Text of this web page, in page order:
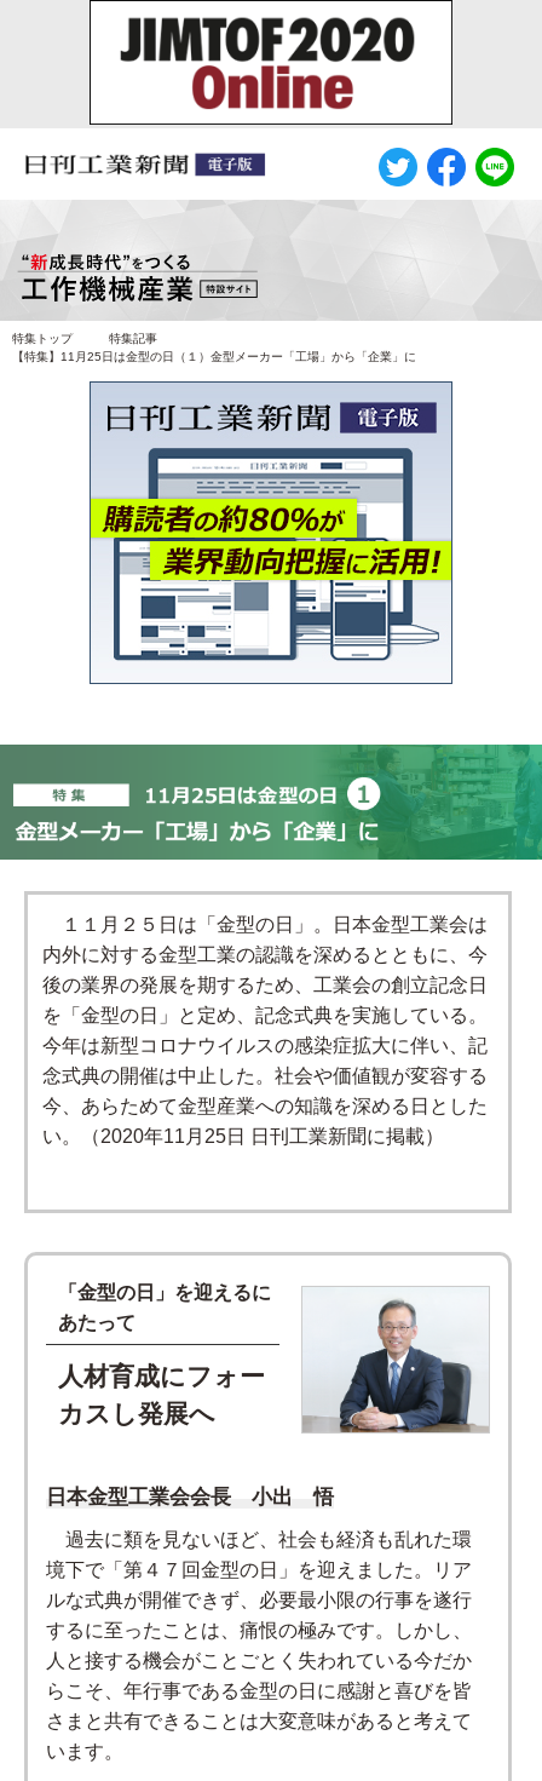
特集トップ
特集記事
【特集】11月25日は金型の日（１）金型メーカー「工場」から「企業」に
１１月２５日は「金型の日」。日本金型工業会は
内外に対する金型工業の認識を深めるとともに、今
後の業界の発展を期するため、工業会の創立記念日
を「金型の日」と定め、記念式典を実施している。
今年は新型コロナウイルスの感染症拡大に伴い、記
念式典の開催は中止した。社会や価値観が変容する
今、あらためて金型産業への知識を深める日とした
い。（2020年11月25日 日刊工業新聞に掲載）
「金型の日」を迎えるに
あたって
人材育成にフォー
カスし発展へ
日本金型工業会会長 小出 悟
過去に類を見ないほど、社会も経済も乱れた環
境下で「第４７回金型の日」を迎えました。リア
ルな式典が開催できず、必要最小限の行事を遂行
するに至ったことは、痛恨の極みです。しかし、
人と接する機会がことごとく失われている今だか
らこそ、年行事である金型の日に感謝と喜びを皆
さまと共有できることは大変意味があると考えて
います。